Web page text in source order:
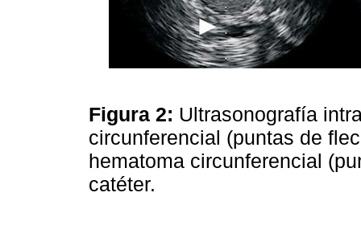
Figura 2: Ultrasonografía
circunferencial (puntas de
hematoma circunferencial
catéter.